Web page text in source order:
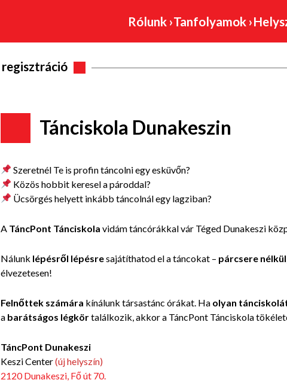
Rólunk ›Tanfolyamok ›
regisztráció
Tánciskola Dunakeszin
Szeretnél Te is profin táncolni egy esküvőn?
Közös hobbit keresel a pároddal?
Ücsörgés helyett inkább táncolnál egy lagziban?
A TáncPont Tánciskola vidám táncórákkal vár Téged Dunakeszi
Nálunk lépésről lépésresajátíthatod el a táncokat – párcsere nélkül
élvezetesen!
Felnőttek számára kínálunk társastánc órákat. Ha olyan
a barátságos légkörtalálkozik, akkor a TáncPont Tánciskola
TáncPont Dunakeszi
Keszi Center(új helyszín)
2120 Dunakeszi, Fő út 70.